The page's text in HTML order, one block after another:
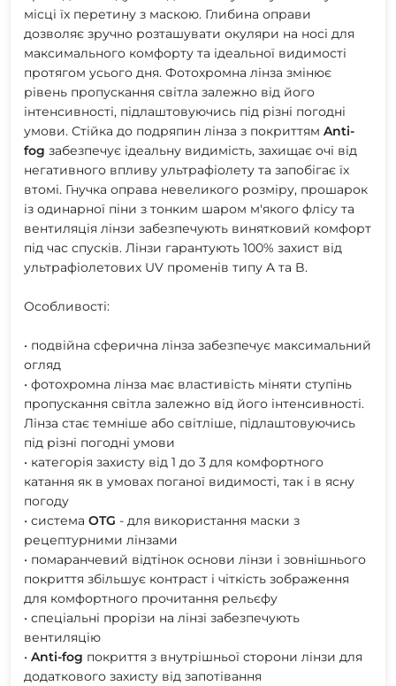
місці їх перетину з маскою. Глибина оправи
дозволяє зручно розташувати окуляри на носі для
максимального комфорту та ідеальної видимості
протягом усього дня. Фотохромна лінза змінює
рівень пропускання світла залежно від його
інтенсивності, підлаштовуючись під різні погодні
умови. Стійка до подряпин лінза з покриттям Anti-
fog забезпечує ідеальну видимість, захищає очі від
негативного впливу ультрафіолету та запобігає їх
втомі. Гнучка оправа невеликого розміру, прошарок
із одинарної піни з тонким шаром м'якого флісу та
вентиляція лінзи забезпечують винятковий комфорт
під час спусків. Лінзи гарантують 100% захист від
ультрафіолетових UV променів типу A та B.
Особливості:
• подвійна сферична лінза забезпечує максимальний
огляд
• фотохромна лінза має властивість міняти ступінь
пропускання світла залежно від його інтенсивності.
Лінза стає темніше або світліше, підлаштовуючись
під різні погодні умови
• категорія захисту від 1 до 3 для комфортного
катання як в умовах поганої видимості, так і в ясну
погоду
• система OTG - для використання маски з
рецептурними лінзами
• помаранчевий відтінок основи лінзи і зовнішнього
покриття збільшує контраст і чіткість зображення
для комфортного прочитання рельєфу
• спеціальні прорізи на лінзі забезпечують
вентиляцію
• Anti-fog покриття з внутрішньої сторони лінзи для
додаткового захисту від запотівання